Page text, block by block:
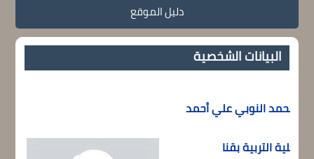
دليل الموقع
البيانات الشخصية
محمد النوبي علي أحمد
كلية التربية بقنا